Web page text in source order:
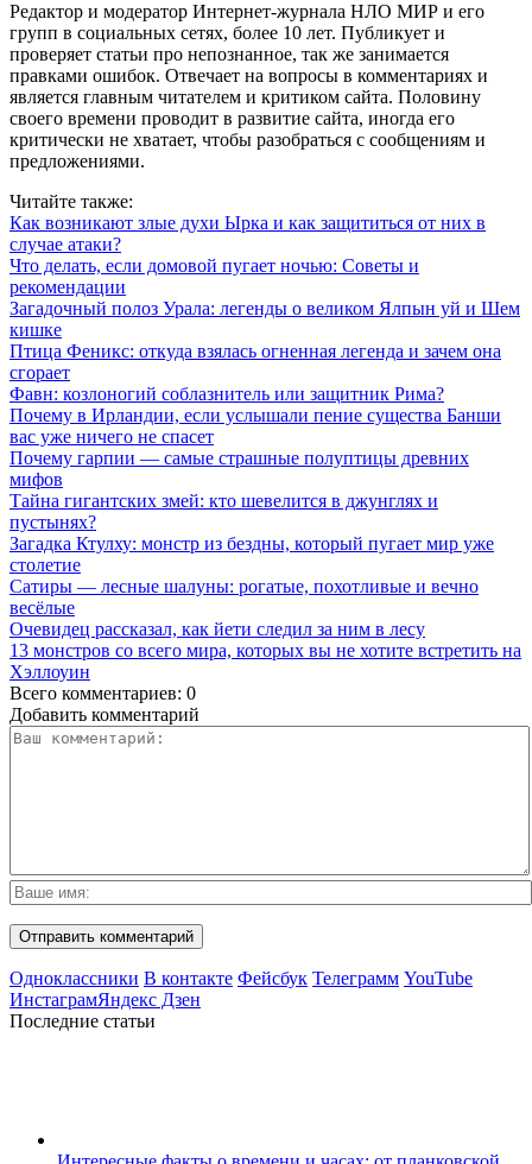
Редактор и модератор Интернет-журнала НЛО МИР и его
групп в социальных сетях, более 10 лет. Публикует и
проверяет статьи про непознанное, так же занимается
правками ошибок. Отвечает на вопросы в комментариях и
является главным читателем и критиком сайта. Половину
своего времени проводит в развитие сайта, иногда его
критически не хватает, чтобы разобраться с сообщениям и
предложениями.
Читайте также:
Как возникают злые духи Ырка и как защититься от них в
случае атаки?
Что делать, если домовой пугает ночью: Советы и
рекомендации
Загадочный полоз Урала: легенды о великом Ялпын уй и Шем
кишке
Птица Феникс: откуда взялась огненная легенда и зачем она
сгорает
Фавн: козлоногий соблазнитель или защитник Рима?
Почему в Ирландии, если услышали пение существа Банши
вас уже ничего не спасет
Почему гарпии — самые страшные полуптицы древних
мифов
Тайна гигантских змей: кто шевелится в джунглях и
пустынях?
Загадка Ктулху: монстр из бездны, который пугает мир уже
столетие
Сатиры — лесные шалуны: рогатые, похотливые и вечно
весёлые
Очевидец рассказал, как йети следил за ним в лесу
13 монстров со всего мира, которых вы не хотите встретить на
Хэллоуин
Всего комментариев: 0
Добавить комментарий
Одноклассники В контакте Фейсбук Телеграмм YouTube
ИнстаграмЯндекс Дзен
Последние статьи